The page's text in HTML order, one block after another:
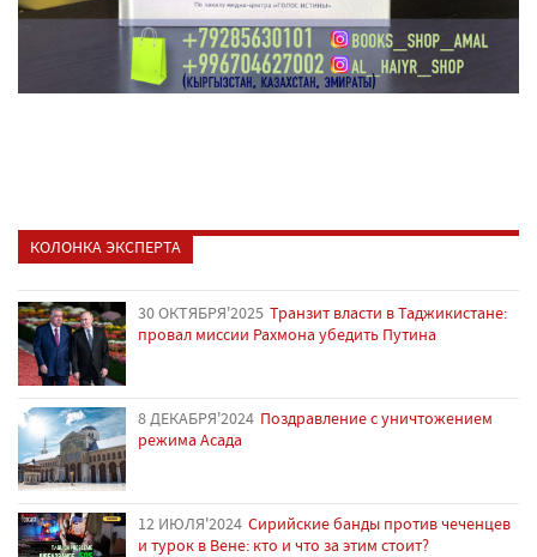
КОЛОНКА ЭКСПЕРТА
30 ОКТЯБРЯ'2025 Транзит власти в Таджикистане:
провал миссии Рахмона убедить Путина
8 ДЕКАБРЯ'2024 Поздравление с уничтожением
режима Асада
12 ИЮЛЯ'2024 Сирийские банды против чеченцев
и турок в Вене: кто и что за этим стоит?